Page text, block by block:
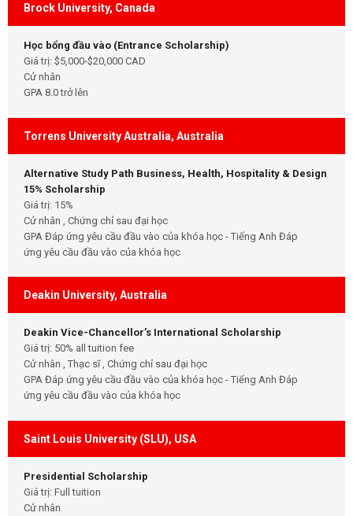
Brock University, Canada
Học bổng đầu vào (Entrance Scholarship)
Giá trị: $5,000-$20,000 CAD
Cử nhân
GPA 8.0 trở lên
Torrens University Australia, Australia
Alternative Study Path Business, Health, Hospitality & Design
15% Scholarship
Giá trị: 15%
Cử nhân , Chứng chỉ sau đại học
GPA Đáp ứng yêu cầu đầu vào của khóa học - Tiếng Anh Đáp
ứng yêu cầu đầu vào của khóa học
Deakin University, Australia
Deakin Vice-Chancellor’s International Scholarship
Giá trị: 50% all tuition fee
Cử nhân , Thạc sĩ , Chứng chỉ sau đại học
GPA Đáp ứng yêu cầu đầu vào của khóa học - Tiếng Anh Đáp
ứng yêu cầu đầu vào của khóa học
Saint Louis University (SLU), USA
Presidential Scholarship
Giá trị: Full tuition
Cử nhân